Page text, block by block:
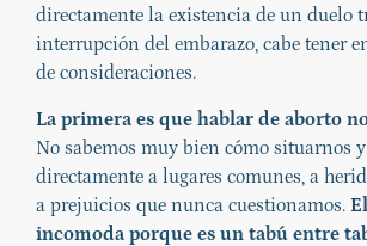
directamente la existencia de un duelo
interrupción del embarazo, cabe tener
de consideraciones.
La primera es que hablar de aborto
No sabemos muy bien cómo situarnos
directamente a lugares comunes, a
a prejuicios que nunca cuestionamos.
incomoda porque es un tabú entre